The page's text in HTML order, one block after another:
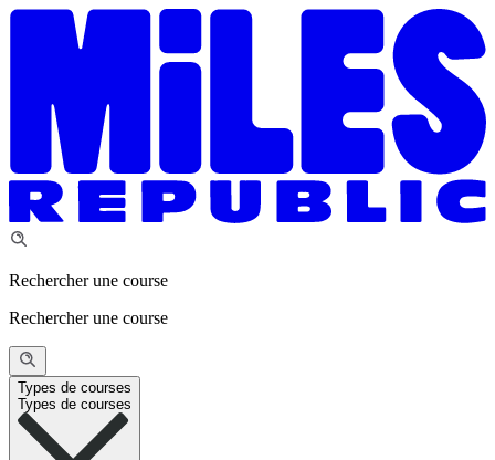
Rechercher une course
Rechercher une course
Types de courses
Types de courses